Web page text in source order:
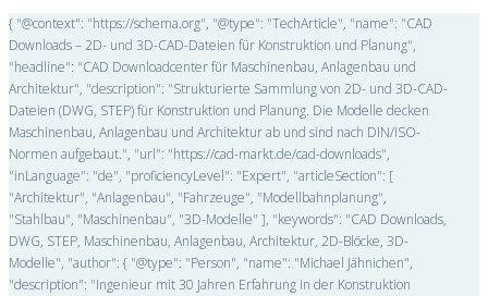
{ "@context": "https://schema.org", "@type": "TechArticle", "name": "CAD
Downloads – 2D- und 3D-CAD-Dateien für Konstruktion und Planung",
"headline": "CAD Downloadcenter für Maschinenbau, Anlagenbau und
Architektur", "description": "Strukturierte Sammlung von 2D- und 3D-CAD-
Dateien (DWG, STEP) für Konstruktion und Planung. Die Modelle decken
Maschinenbau, Anlagenbau und Architektur ab und sind nach DIN/ISO-
Normen aufgebaut.", "url": "https://cad-markt.de/cad-downloads",
"inLanguage": "de", "proficiencyLevel": "Expert", "articleSection": [
"Architektur", "Anlagenbau", "Fahrzeuge", "Modellbahnplanung",
"Stahlbau", "Maschinenbau", "3D-Modelle" ], "keywords": "CAD Downloads,
DWG, STEP, Maschinenbau, Anlagenbau, Architektur, 2D-Blöcke, 3D-
Modelle", "author": { "@type": "Person", "name": "Michael Jähnichen",
"description": "Ingenieur mit 30 Jahren Erfahrung in der Konstruktion